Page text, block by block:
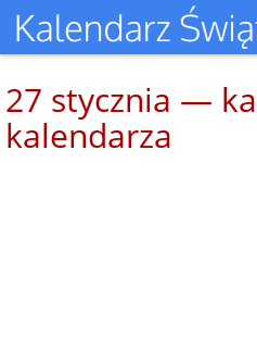
27 stycznia —
kalendarza